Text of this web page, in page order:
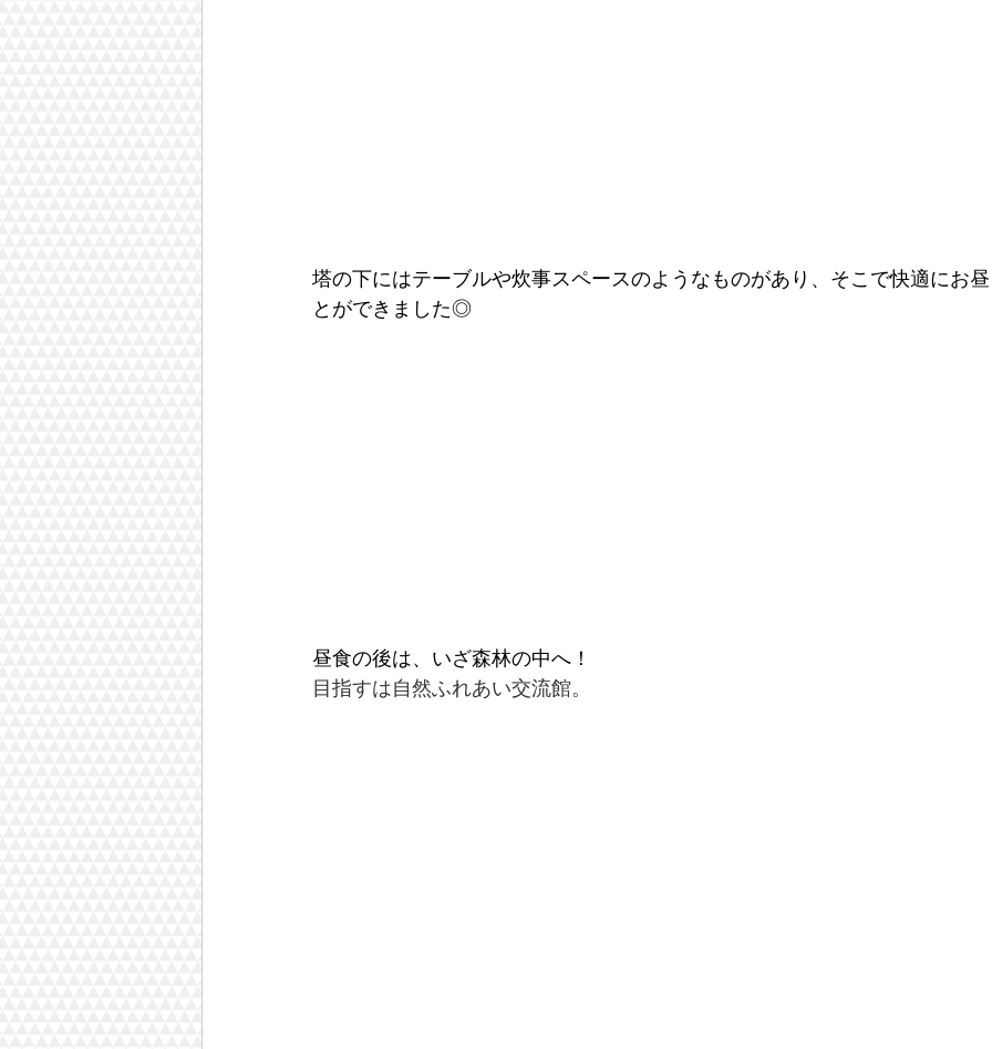
塔の下にはテーブルや炊事スペースのようなものがあり、そこで快適にお
とができました◎
昼食の後は、いざ森林の中へ！
目指すは自然ふれあい交流館。